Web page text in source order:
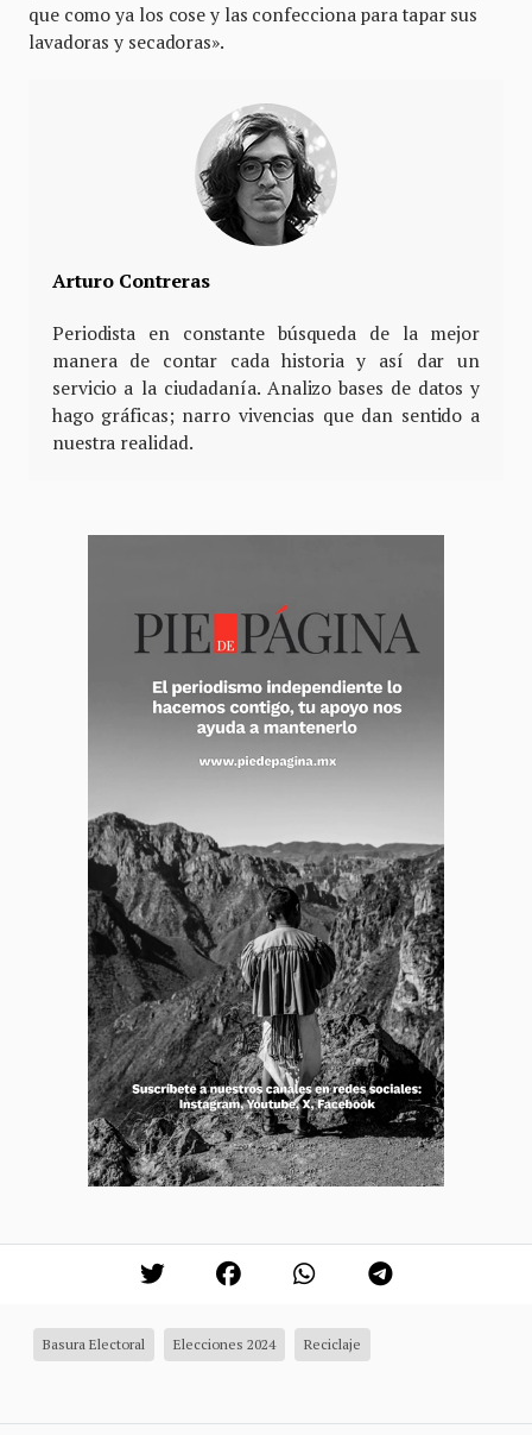
que como ya los cose y las confecciona para tapar sus
lavadoras y secadoras».
Arturo Contreras
Periodista en constante búsqueda de la mejor
manera de contar cada historia y así dar un
servicio a la ciudadanía. Analizo bases de datos y
hago gráficas; narro vivencias que dan sentido a
nuestra realidad.
Basura Electoral Elecciones 2024 Reciclaje